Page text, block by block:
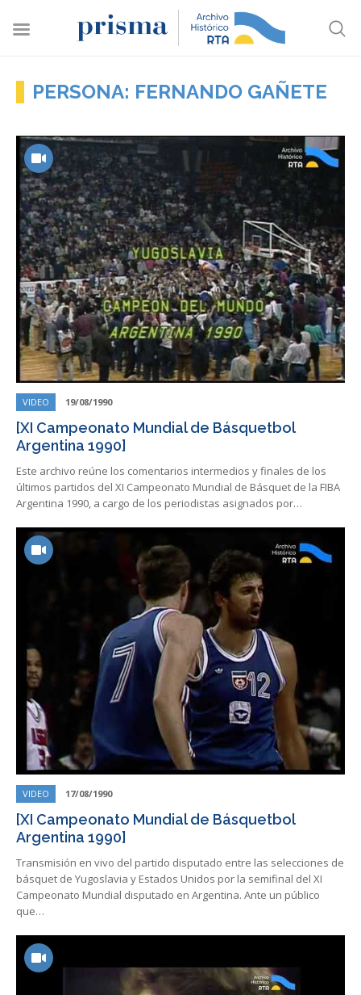
PERSONA: FERNANDO GAÑETE
VIDEO 19/08/1990
[XI Campeonato Mundial de Básquetbol
Argentina 1990]
Este archivo reúne los comentarios intermedios y finales de los
últimos partidos del XI Campeonato Mundial de Básquet de la FIBA
Argentina 1990, a cargo de los periodistas asignados por…
VIDEO 17/08/1990
[XI Campeonato Mundial de Básquetbol
Argentina 1990]
Transmisión en vivo del partido disputado entre las selecciones de
básquet de Yugoslavia y Estados Unidos por la semifinal del XI
Campeonato Mundial disputado en Argentina. Ante un público
que…